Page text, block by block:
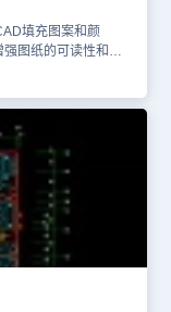
填充图案和颜
图纸的可读性和理
、使用CAD软件绘
平面图纸详细绘制
、货架区、收银
尺寸，从而便于后
该明确标注比例尺
尺寸和位置信息。
图纸资源，可以
互相学习资料，